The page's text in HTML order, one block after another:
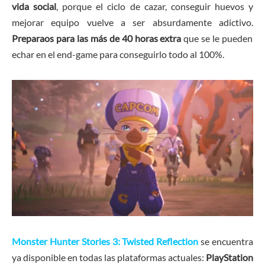
vida social, porque el ciclo de cazar, conseguir huevos y
mejorar equipo vuelve a ser absurdamente adictivo.
Preparaos para las más de 40 horas extra que se le pueden
echar en el end-game para conseguirlo todo al 100%.
Monster Hunter Stories 3: Twisted Reflection se encuentra
ya disponible en todas las plataformas actuales: PlayStation